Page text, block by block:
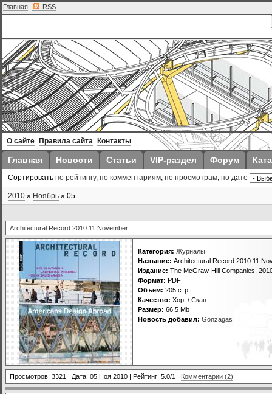
Главная | RSS
О сайте Правила сайта Контакты
Главная Новости Статьи VIP-раздел Форум
Сортировать по рейтингу, по комментариям, по просмотрам, по дате
2010 » Ноябрь » 05
Architectural Record 2010 11 November
Категория: Журналы
Название: Architectural Record 2010 11
Издание: The McGraw-Hill Companies,
Формат: PDF
Объем: 205 стр.
Качество: Хор. / Скан.
Размер: 66,5 Mb
Новость добавил: Gonzagas
Просмотров: 3321 | Дата: 05 Ноя 2010 | Рейтинг: 5.0/1 | Комментарии (2)